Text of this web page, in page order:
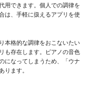
用できます。個人での調律を
は、手軽に扱えるアプリを使
本格的な調律をおこないたい
も存在します。ピアノの音色
になってしまうため、「ウナ
ます。